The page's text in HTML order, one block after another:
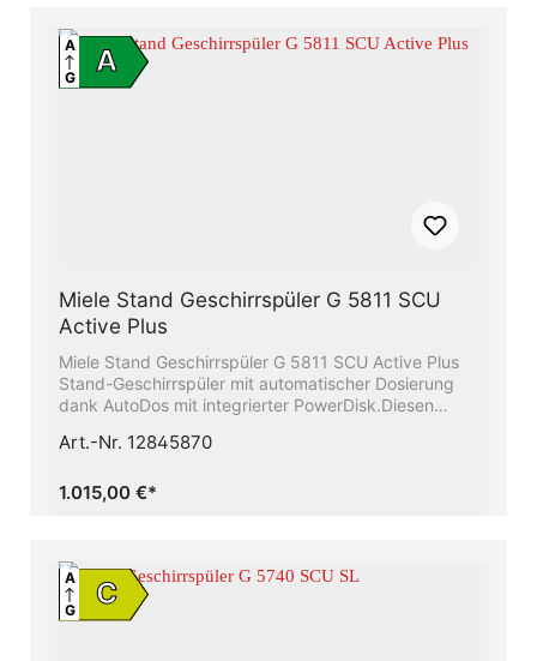
für Ihr Geschirr − Mit Höhenverstellbarem Oberkorb
A
A
G
Miele Stand Geschirrspüler G 5811 SCU
Active Plus
Miele Stand Geschirrspüler G 5811 SCU Active Plus
Stand-Geschirrspüler mit automatischer Dosierung
dank AutoDos mit integrierter PowerDisk.Diesen
Raumwunder - Die 3D-MultiFlex-Schublade mit mehr
und moderne HausgerätevernetzungAlles restlos
und Montage auf Anfrage in Nürnberg
Art.-Nr. 12845870
1.015,00 €*
C
A
G